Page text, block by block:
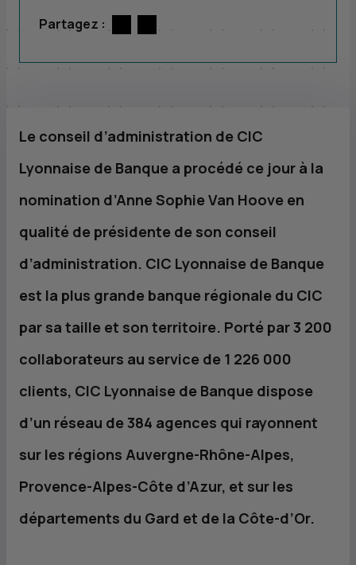
Partagez :
Le conseil d’administration de CIC
Lyonnaise de Banque a procédé ce jour à la
nomination d’Anne Sophie Van Hoove en
qualité de présidente de son conseil
d’administration. CIC Lyonnaise de Banque
est la plus grande banque régionale du CIC
par sa taille et son territoire. Porté par 3 200
collaborateurs au service de 1 226 000
clients, CIC Lyonnaise de Banque dispose
d’un réseau de 384 agences qui rayonnent
sur les régions Auvergne-Rhône-Alpes,
Provence-Alpes-Côte d’Azur, et sur les
départements du Gard et de la Côte-d’Or.